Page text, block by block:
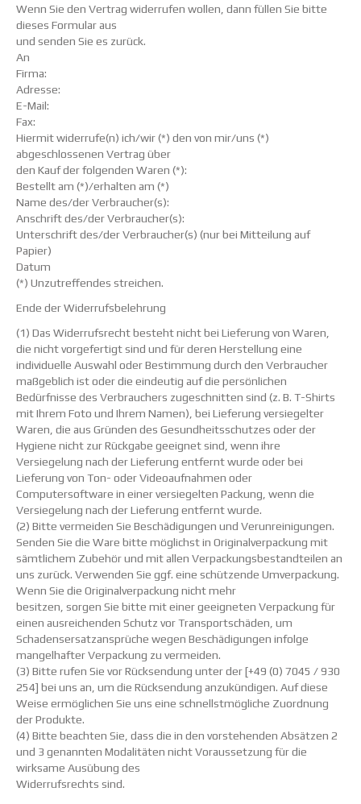
Wenn Sie den Vertrag widerrufen wollen, dann füllen Sie bitte
dieses Formular aus
und senden Sie es zurück.
An
Firma:
Adresse:
E-Mail:
Fax:
Hiermit widerrufe(n) ich/wir (*) den von mir/uns (*)
abgeschlossenen Vertrag über
den Kauf der folgenden Waren (*):
Bestellt am (*)/erhalten am (*)
Name des/der Verbraucher(s):
Anschrift des/der Verbraucher(s):
Unterschrift des/der Verbraucher(s) (nur bei Mitteilung auf
Papier)
Datum
(*) Unzutreffendes streichen.
Ende der Widerrufsbelehrung
(1) Das Widerrufsrecht besteht nicht bei Lieferung von Waren,
die nicht vorgefertigt sind und für deren Herstellung eine
individuelle Auswahl oder Bestimmung durch den Verbraucher
maßgeblich ist oder die eindeutig auf die persönlichen
Bedürfnisse des Verbrauchers zugeschnitten sind (z. B. T-Shirts
mit Ihrem Foto und Ihrem Namen), bei Lieferung versiegelter
Waren, die aus Gründen des Gesundheitsschutzes oder der
Hygiene nicht zur Rückgabe geeignet sind, wenn ihre
Versiegelung nach der Lieferung entfernt wurde oder bei
Lieferung von Ton- oder Videoaufnahmen oder
Computersoftware in einer versiegelten Packung, wenn die
Versiegelung nach der Lieferung entfernt wurde.
(2) Bitte vermeiden Sie Beschädigungen und Verunreinigungen.
Senden Sie die Ware bitte möglichst in Originalverpackung mit
sämtlichem Zubehör und mit allen Verpackungsbestandteilen an
uns zurück. Verwenden Sie ggf. eine schützende Umverpackung.
Wenn Sie die Originalverpackung nicht mehr
besitzen, sorgen Sie bitte mit einer geeigneten Verpackung für
einen ausreichenden Schutz vor Transportschäden, um
Schadensersatzansprüche wegen Beschädigungen infolge
mangelhafter Verpackung zu vermeiden.
(3) Bitte rufen Sie vor Rücksendung unter der [+49 (0) 7045 / 930
254] bei uns an, um die Rücksendung anzukündigen. Auf diese
Weise ermöglichen Sie uns eine schnellstmögliche Zuordnung
der Produkte.
(4) Bitte beachten Sie, dass die in den vorstehenden Absätzen 2
und 3 genannten Modalitäten nicht Voraussetzung für die
wirksame Ausübung des
Widerrufsrechts sind.